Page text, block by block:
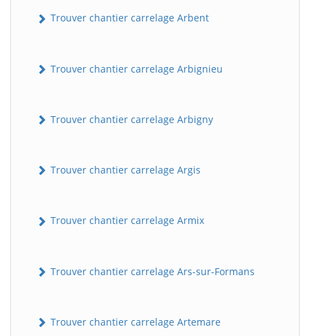
Trouver chantier carrelage Arbent
Trouver chantier carrelage Arbignieu
Trouver chantier carrelage Arbigny
Trouver chantier carrelage Argis
Trouver chantier carrelage Armix
Trouver chantier carrelage Ars-sur-Formans
Trouver chantier carrelage Artemare